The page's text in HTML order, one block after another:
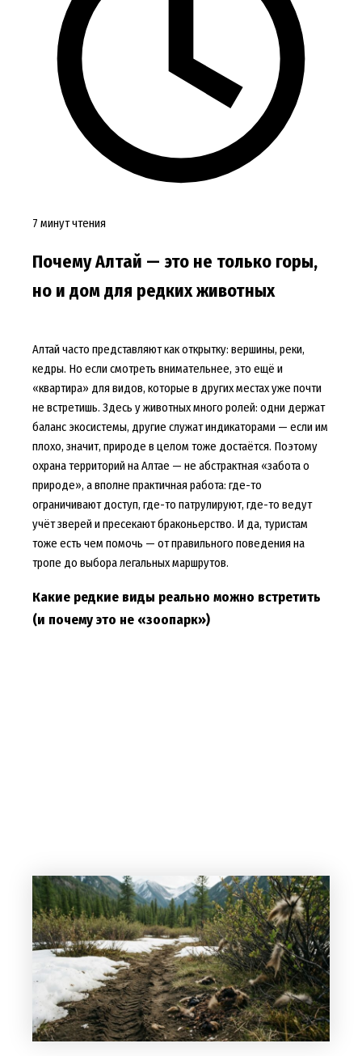
7 минут чтения
Почему Алтай — это не только горы,
но и дом для редких животных
Алтай часто представляют как открытку: вершины, реки,
кедры. Но если смотреть внимательнее, это ещё и
«квартира» для видов, которые в других местах уже почти
не встретишь. Здесь у животных много ролей: одни держат
баланс экосистемы, другие служат индикаторами — если им
плохо, значит, природе в целом тоже достаётся. Поэтому
охрана территорий на Алтае — не абстрактная «забота о
природе», а вполне практичная работа: где-то
ограничивают доступ, где-то патрулируют, где-то ведут
учёт зверей и пресекают браконьерство. И да, туристам
тоже есть чем помочь — от правильного поведения на
тропе до выбора легальных маршрутов.
Какие редкие виды реально можно встретить
(и почему это не «зоопарк»)